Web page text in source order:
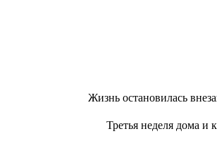
Жизнь остановилась
Третья неделя дома и